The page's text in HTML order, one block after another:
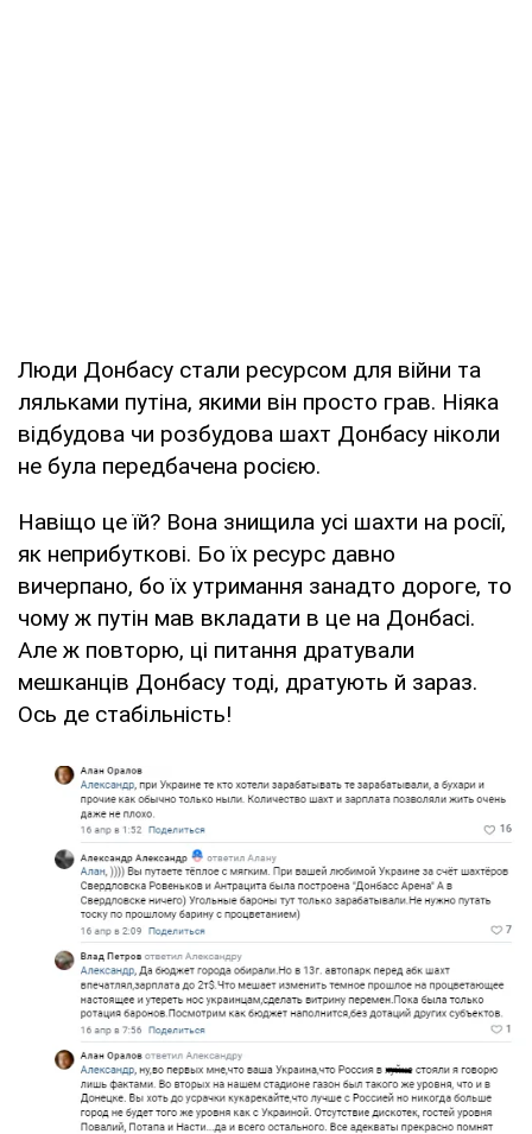
Люди Донбасу стали ресурсом для війни та
ляльками путіна, якими він просто грав. Ніяка
відбудова чи розбудова шахт Донбасу ніколи
не була передбачена росією.
Навіщо це їй? Вона знищила усі шахти на росії,
як неприбуткові. Бо їх ресурс давно
вичерпано, бо їх утримання занадто дороге, то
чому ж путін мав вкладати в це на Донбасі.
Але ж повторю, ці питання дратували
мешканців Донбасу тоді, дратують й зараз.
Ось де стабільність!